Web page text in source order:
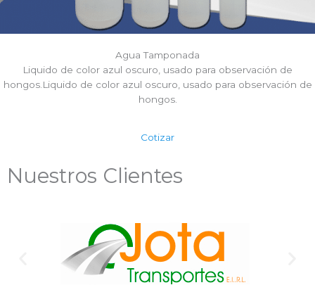
Agua Tamponada
Liquido de color azul oscuro, usado para observación de
hongos.Liquido de color azul oscuro, usado para observación de
hongos.
Cotizar
Nuestros Clientes